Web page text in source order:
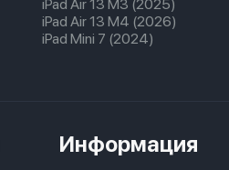
iPad Air 13 M3 (2025)
iPad Air 13 M4 (2026)
iPad Mini 7 (2024)
Информация